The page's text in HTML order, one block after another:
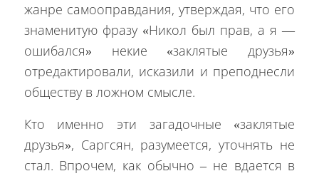
жанре самооправдания, утверждая, что его
знаменитую фразу «Никол был прав, а я —
ошибался» некие «заклятые друзья»
отредактировали, исказили и преподнесли
обществу в ложном смысле.
Кто именно эти загадочные «заклятые
друзья», Саргсян, разумеется, уточнять не
стал. Впрочем, как обычно – не вдается в